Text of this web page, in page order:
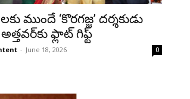
ముందే ‘కొరగజ్జ’ దర్శకుడు
ఫ్లాట్‌ గిఫ్ట్
- June 18, 2026 0